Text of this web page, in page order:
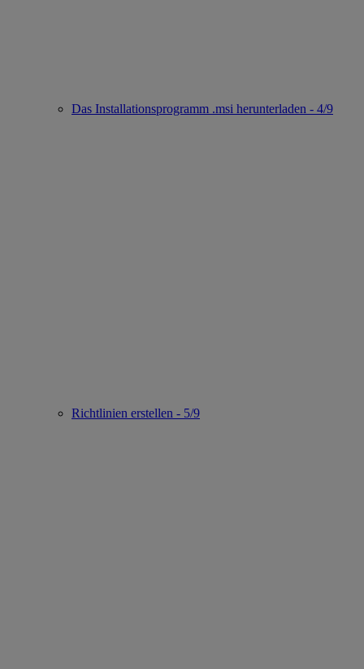
Das Installationsprogramm .msi herunterladen - 4/9
Richtlinien erstellen - 5/9